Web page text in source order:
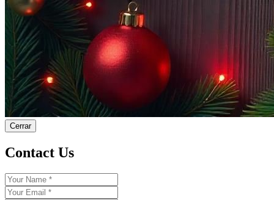
Cerrar
Contact Us